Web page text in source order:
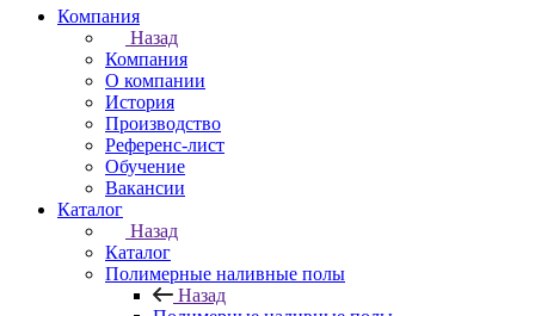
Компания
Назад
Компания
О компании
История
Производство
Референс-лист
Обучение
Вакансии
Каталог
Назад
Каталог
Полимерные наливные полы
Назад